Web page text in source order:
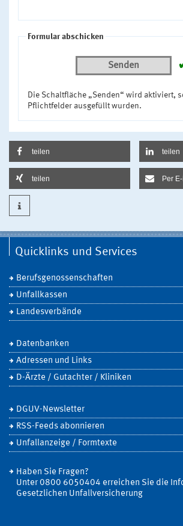
Formular abschicken
Senden
Die Schaltfläche „Senden“ wird aktiviert,
Pflichtfelder ausgefüllt wurden.
teilen teilen
teilen Per
Quicklinks und Services
Berufsgenossenschaften
Unfallkassen
Landesverbände
Datenbanken
Adressen und Links
D-Ärzte / Gutachter / Kliniken
DGUV-Newsletter
RSS-Feeds abonnieren
Unfallanzeige / Formtexte
Haben Sie Fragen?
Unter 0800 6050404 erreichen Sie die
Gesetzlichen Unfallversicherung